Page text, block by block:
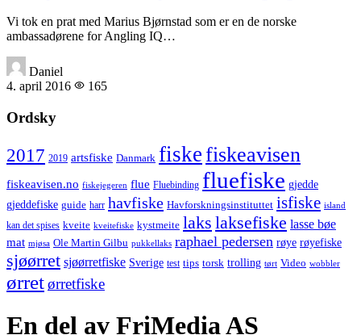
Vi tok en prat med Marius Bjørnstad som er en de norske
ambassadørene for Angling IQ…
Daniel
4. april 2016
165
Ordsky
2017 2019 artsfiske Danmark fiskefiskeavisen
fiskeavisen.no fiskejegeren flue Fluebinding fluefiske gjedde
gjeddefiske guide harr havfiske Havforskningsinstituttet isfiske island
kan det spises kveite kveitefiske kystmeite laks laksefiske lasse bøe
mat mjøsa Ole Martin Gilbu pukkellaks raphael pedersen røye røyefiske
sjøørret sjøørretfiske Sverige test tips torsk trolling tørt Video wobbler
ørretørretfiske
En del av FriMedia AS